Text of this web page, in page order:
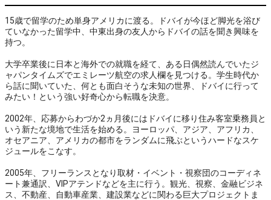
15歳で留学のため単身アメリカに渡る。ドバイが今ほど脚光を浴び
ていなかった留学中、中東出身の友人からドバイの話を聞き興味を
持つ。
大学卒業後に日本と海外での就職を経て、ある日偶然読んでいたジ
ャパンタイムズでエミレーツ航空の求人欄を見つける。学生時代か
ら話に聞いていた、何とも面白そうな未知の世界、ドバイに行って
みたい！という強い好奇心から転職を決意。
2002年、応募からわづか2ヵ月後にはドバイに移り住み客室乗務員と
いう新たな境地で生活を始める。ヨーロッパ、アジア、アフリカ、
オセアニア、アメリカの都市をランダムに飛ぶというハードなスケ
ジュールをこなす。
2005年、フリーランスとなり取材・イベント・視察団のコーディネ
ート兼通訳、VIPアテンドなどを主に行う。観光、視察、金融ビジネ
ス、不動産、自動車産業、建設業などに関わる巨大プロジェクトま